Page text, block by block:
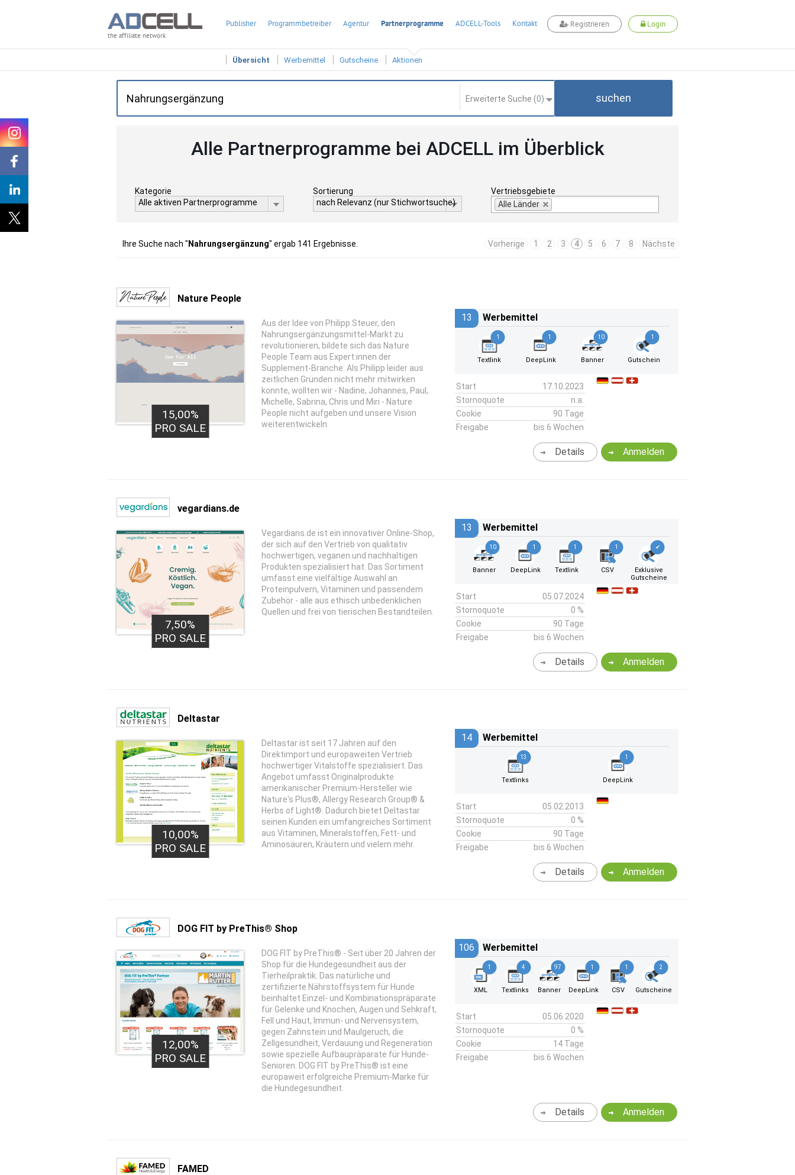
the affiliate network
Publisher Programmbetreiber Agentur Partnerprogramme ADCELL-Tools Kontakt Registrieren Login
Übersicht Werbemittel Gutscheine Aktionen
Erweiterte Suche (0) suchen
Alle Partnerprogramme bei ADCELL im Überblick
Kategorie
Alle aktiven Partnerprogramme
Sortierung
nach Relevanz (nur Stichwortsuche)
Vertriebsgebiete
Alle Länder
Ihre Suche nach " Nahrungsergänzung" ergab 141 Ergebnisse. Vorherige 1 2 3 4 5 6 7 8 Nächste
Nature People
15,00%
PRO SALE
Aus der Idee von Philipp Steuer, den
Nahrungsergänzungsmittel-Markt zu
revolutionieren, bildete sich das Nature
People Team aus Expert:innen der
Supplement-Branche. Als Philipp leider aus
zeitlichen Gründen nicht mehr mitwirken
konnte, wollten wir - Nadine, Johannes, Paul,
Michelle, Sabrina, Chris und Miri - Nature
People nicht aufgeben und unsere Vision
weiterentwickeln.
13 Werbemittel
1
Textlink
1
DeepLink
10
Banner
1
Gutschein
Start
17.10.2023
Stornoquote
n.a.
Cookie
90 Tage
Freigabe
bis 6 Wochen
Anmelden
Details
vegardians.de
7,50%
PRO SALE
Vegardians.de ist ein innovativer Online-Shop,
der sich auf den Vertrieb von qualitativ
hochwertigen, veganen und nachhaltigen
Produkten spezialisiert hat. Das Sortiment
umfasst eine vielfältige Auswahl an
Proteinpulvern, Vitaminen und passendem
Zubehör - alle aus ethisch unbedenklichen
Quellen und frei von tierischen Bestandteilen.
13 Werbemittel
10
Banner
1
DeepLink
1
Textlink
1
CSV
✔
Exklusive
Gutscheine
Start
05.07.2024
Stornoquote
0 %
Cookie
90 Tage
Freigabe
bis 6 Wochen
Anmelden
Details
Deltastar
10,00%
PRO SALE
Deltastar ist seit 17 Jahren auf den
Direktimport und europaweiten Vertrieb
hochwertiger Vitalstoffe spezialisiert. Das
Angebot umfasst Originalprodukte
amerikanischer Premium-Hersteller wie
Nature's Plus®, Allergy Research Group® &
Herbs of Light®. Dadurch bietet Deltastar
seinen Kunden ein umfangreiches Sortiment
aus Vitaminen, Mineralstoffen, Fett- und
Aminosäuren, Kräutern und vielem mehr.
14 Werbemittel
13
Textlinks
1
DeepLink
Start
05.02.2013
Stornoquote
0 %
Cookie
90 Tage
Freigabe
bis 6 Wochen
Anmelden
Details
DOG FIT by PreThis® Shop
12,00%
PRO SALE
DOG FIT by PreThis® - Seit über 20 Jahren der
Shop für die Hundegesundheit aus der
Tierheilpraktik. Das natürliche und
zertifizierte Nährstoffsystem für Hunde
beinhaltet Einzel- und Kombinationspräparate
für Gelenke und Knochen, Augen und Sehkraft,
Fell und Haut, Immun- und Nervensystem,
gegen Zahnstein und Maulgeruch, die
Zellgesundheit, Verdauung und Regeneration
sowie spezielle Aufbaupräparate für Hunde-
Senioren. DOG FIT by PreThis® ist eine
europaweit erfolgreiche Premium-Marke für
die Hundegesundheit.
106 Werbemittel
1
XML
4
Textlinks
97
Banner
1
DeepLink
1
CSV
2
Gutscheine
Start
05.06.2020
Stornoquote
0 %
Cookie
14 Tage
Freigabe
bis 6 Wochen
Anmelden
Details
FAMED